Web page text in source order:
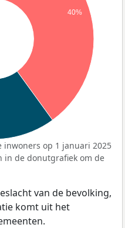
40%
inwoners op 1 januari 2025
in de donutgrafiek om de
van de bevolking,
komt uit het